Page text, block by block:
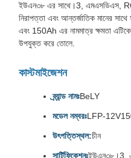
ইউএন৩৮ এর সাথে।3, এমএসডিএস,
নিরাপত্তা এবং আন্তর্জাতিক মানের
এবং 150Ah এর নামমাত্র ক্ষমতা
উপযুক্ত করে তোলে.
কাস্টমাইজেশন
ব্র্যান্ড নামঃBeLY
মডেল নম্বরঃLFP-
উৎপত্তিস্থল:চীন
সার্টিফিকেশনঃইউএন৩৮।3,